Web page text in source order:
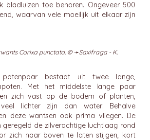
bladluizen toe behoren. Ongeveer 500
waarvan vele moeilijk uit elkaar zijn
Corixa punctata. © ➛Saxifraga - K.
bestaat uit twee lange,
Met het middelste lange paar
zich vast op de bodem of planten,
lichter zijn dan water. Behalve
deze wantsen ook prima vliegen. De
geregeld de zilverachtige luchtlaag rond
zich naar boven te laten stijgen, kort